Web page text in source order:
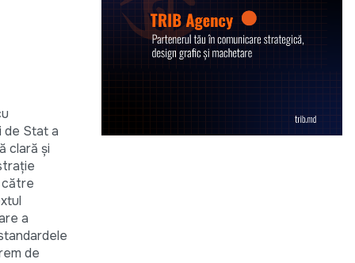
de Stat a
clară și
către
a
de